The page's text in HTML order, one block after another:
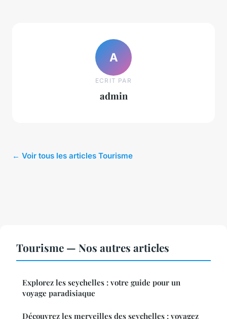
A
ECRIT PAR
admin
← Voir tous les articles Tourisme
Tourisme — Nos autres articles
Explorez les seychelles : votre guide pour un
voyage paradisiaque
Découvrez les merveilles des seychelles : voyagez